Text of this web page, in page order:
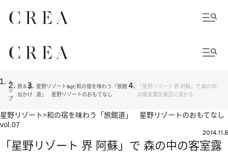
ト
ッ
プ
旅＆お
出かけ
星野リゾート&gt;和の宿を味わう「旅館
道」 星野リゾートのおもてなし
「星野リゾート 界 阿蘇」で 森の中
の客室露天風呂に浸かる
星野リゾート>和の宿を味わう「旅館道」 星野リゾートのおもてなし
vol.07
2014.11.8
「星野リゾート 界 阿蘇」で 森の中の客室露